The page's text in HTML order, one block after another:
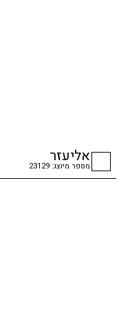
אליעזר
מספר מיוצג: 23129